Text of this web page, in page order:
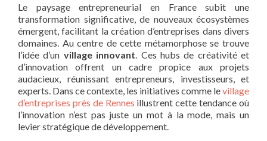
Le paysage entrepreneurial en France subit une
transformation significative, de nouveaux écosystèmes
émergent, facilitant la création d’entreprises dans divers
domaines. Au centre de cette métamorphose se trouve
l’idée d’un village innovant . Ces hubs de créativité et
d’innovation offrent un cadre propice aux projets
audacieux, réunissant entrepreneurs, investisseurs, et
experts. Dans ce contexte, les initiatives comme levillage
d’entreprises près de Rennes illustrent cette tendance où
l’innovation n’est pas juste un mot à la mode, mais un
levier stratégique de développement.